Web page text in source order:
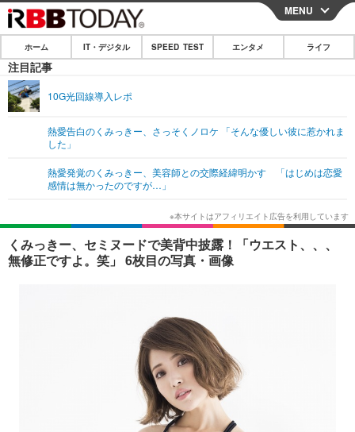
CLOSE
ホーム
IT・デジタル
ショッピング その他
エンタメTOP
韓国・芸能
音楽 スポーツ
ライフ
ライフTOP グルメ
ペット ショッピング
リリース一覧
プッシュ通知の停止方法
MENU
ホーム IT・デジタル SPEED TEST エンタメ ライフ
注目記事
10G光回線導入レポ
熱愛告白のくみっきー、さっそくノロケ 「そんな優しい彼に惹かれま
した」
熱愛発覚のくみっきー、美容師との交際経緯明かす 「はじめは恋愛
感情は無かったのですが…」
くみっきー、セミヌードで美背中披露！「ウエスト、、、
無修正ですよ。笑」 6枚目の写真・画像